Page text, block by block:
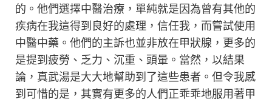
的。他們選擇中醫治療，單純就是因為曾有其他的
疾病在我這得到良好的處理，信任我，而嘗試使用
中醫中藥。他們的主訴也並非放在甲狀腺，更多的
是提到疲勞、乏力、沉重、頭暈。當然，以結果
論，真武湯是大大地幫助到了這些患者。但令我感
到可惜的是，其實有更多的人們正乖乖地服用著甲